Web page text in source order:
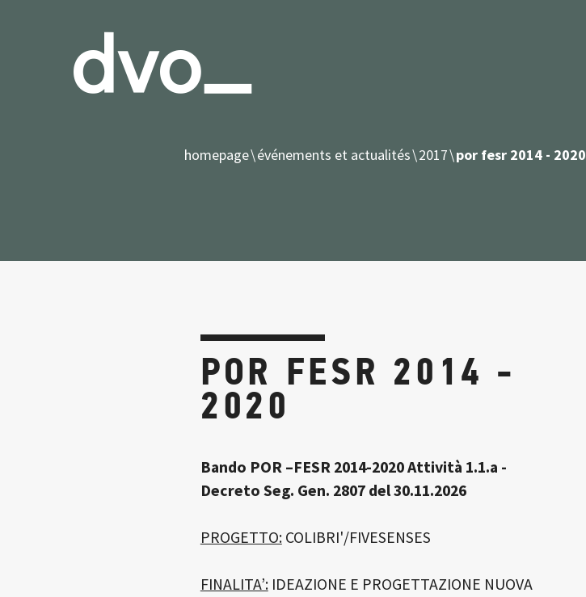
homepage événements et actualités 2017 por fesr 2014 - 2020
POR FESR 2014 -
2020
Bando POR –FESR 2014-2020 Attività 1.1.a -
Decreto Seg. Gen. 2807 del 30.11.2026
PROGETTO:COLIBRI'/FIVESENSES
FINALITA’:IDEAZIONE E PROGETTAZIONE NUOVA